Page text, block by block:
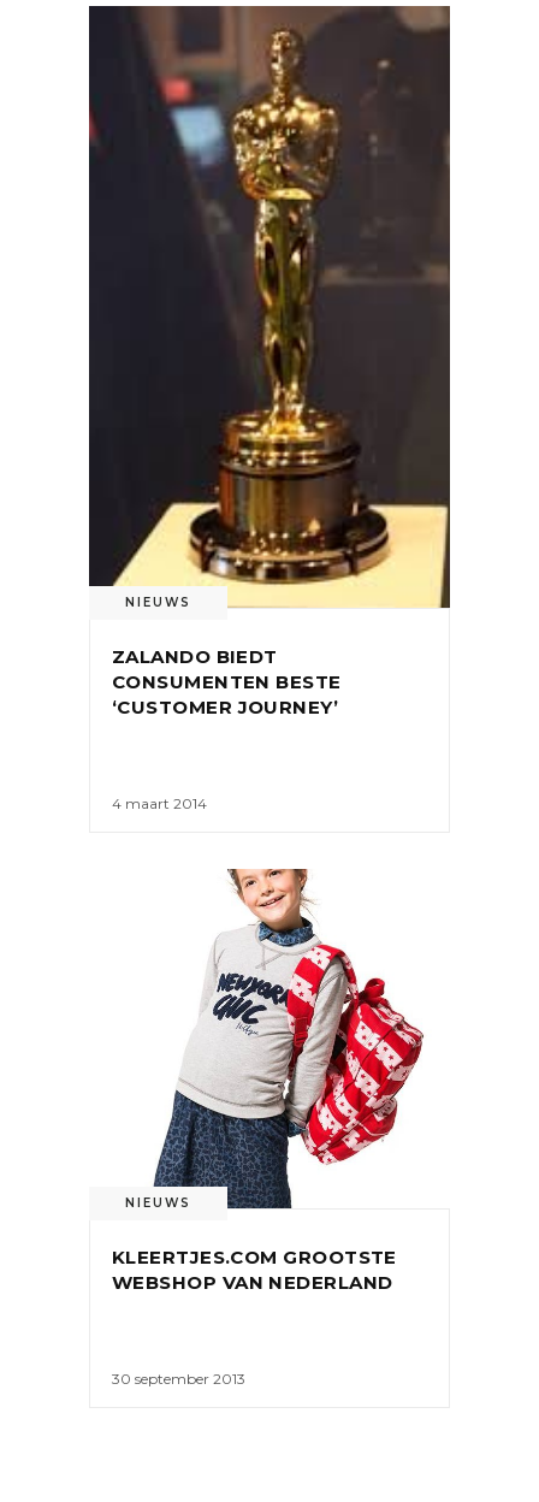
NIEUWS
ZALANDO BIEDT
CONSUMENTEN BESTE
‘CUSTOMER JOURNEY’
4 maart 2014
NIEUWS
KLEERTJES.COM GROOTSTE
WEBSHOP VAN NEDERLAND
30 september 2013